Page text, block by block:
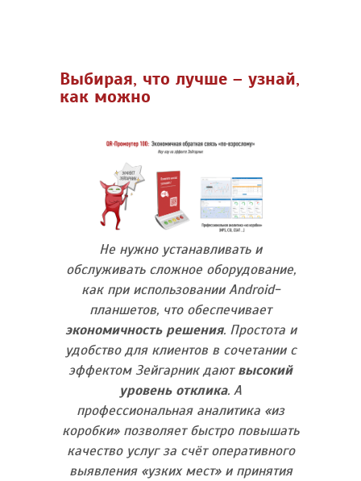
Выбирая, что лучше – узнай,
как можно
Не нужно устанавливать и
обслуживать сложное оборудование,
как при использовании Android-
планшетов, что обеспечивает
экономичность решения. Простота и
удобство для клиентов в сочетании с
эффектом Зейгарник даютвысокий
уровень отклика. А
профессиональная аналитика «из
коробки» позволяет быстро повышать
качество услуг за счёт оперативного
выявления «узких мест» и принятия